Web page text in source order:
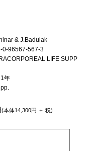
& J.Badulak
0-96567-567-3
LIFE SUPP
年
(本体14,300円 ＋ 税)